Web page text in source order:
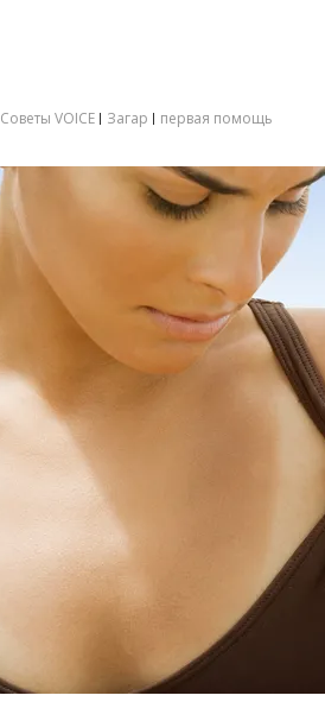
Советы VOICE Загар первая помощь